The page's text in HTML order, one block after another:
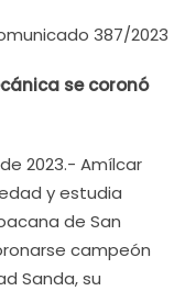
387/2023
se coronó
2023.- Amílcar
y estudia
de San
campeón
Sanda, su